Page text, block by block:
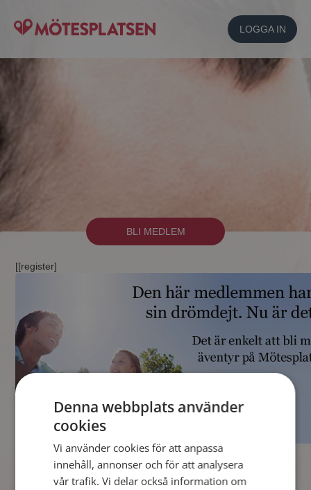
LOGGA IN
BLI MEDLEM
[[register]
Denna webbplats använder
cookies
Vi använder cookies för att anpassa
innehåll, annonser och för att analysera
vår trafik. Vi delar också information om